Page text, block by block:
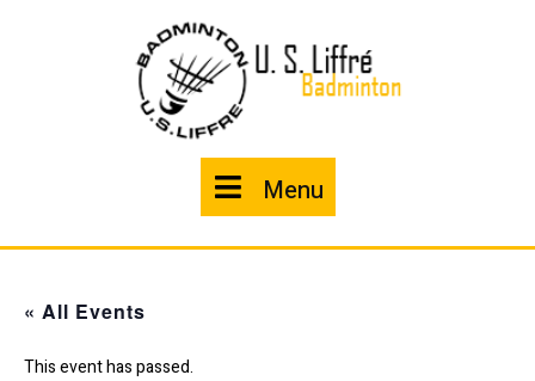
Menu
« All Events
This event has passed.